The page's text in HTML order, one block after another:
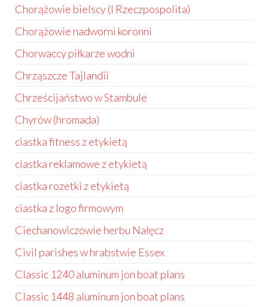
Chorążowie bielscy (I Rzeczpospolita)
Chorążowie nadworni koronni
Chorwaccy piłkarze wodni
Chrząszcze Tajlandii
Chrześcijaństwo w Stambule
Chyrów (hromada)
ciastka fitness z etykietą
ciastka reklamowe z etykietą
ciastka rozetki z etykietą
ciastka z logo firmowym
Ciechanowiczowie herbu Nałęcz
Civil parishes w hrabstwie Essex
Classic 1240 aluminum jon boat plans
Classic 1448 aluminum jon boat plans